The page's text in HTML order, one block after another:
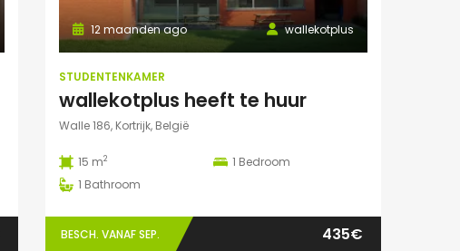
wallekotplus
12 maanden ago
STUDENTENKAMER
wallekotplus heeft te huur
Walle 186, Kortrijk, België
15 m2 1 Bedroom
1 Bathroom
BESCH. VANAF SEP. 435€